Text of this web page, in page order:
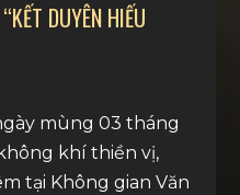
DUYÊN HIẾU
mùng 03 tháng
khí thiền vị,
tại Không gian Văn